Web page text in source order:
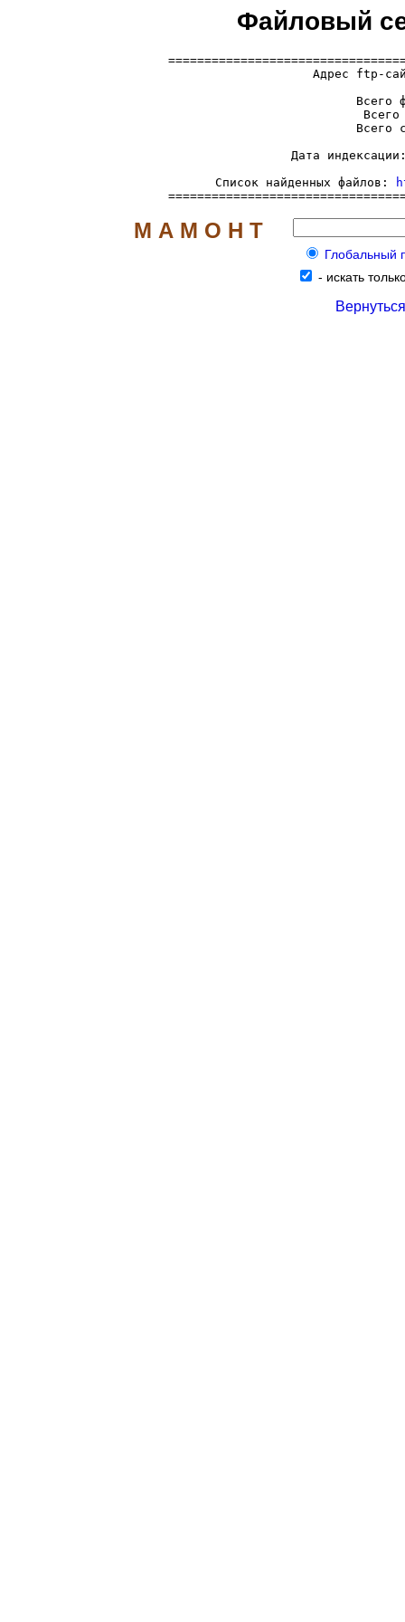
Файловый
Адрес ftp-
Всего
Всего
Всего
Дата
     Список найденных файлов:
М А М О Н Т
Глобальный
- искать